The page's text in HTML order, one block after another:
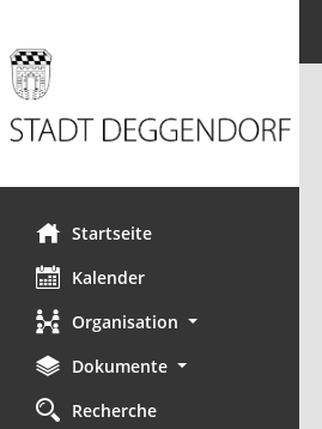
Startseite
Kalender
Organisation
Dokumente
Recherche